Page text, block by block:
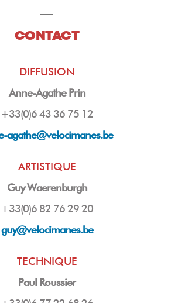
CONTACT
DIFFUSION
Anne-Agathe Prin
+33(0)6 43 36 75 12
agathe@velocimanes.be
ARTISTIQUE
Guy Waerenburgh
+33(0)6 82 76 29 20
guy@velocimanes.be
TECHNIQUE
Paul Roussier